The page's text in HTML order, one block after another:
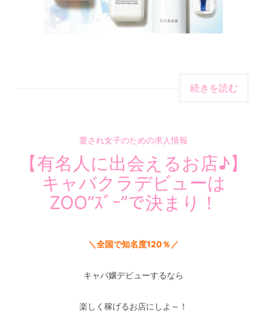
続きを読む
愛され女子のための求人情報
【有名人に出会えるお店♪】
キャバクラデビューは
ZOO”ｽﾞｰ”で決まり！
＼全国で知名度120％／
キャバ嬢デビューするなら
楽しく稼げるお店にしよ～！